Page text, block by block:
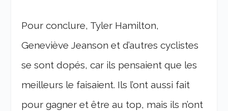
Pour conclure, Tyler Hamilton,
Geneviève Jeanson et d’autres cyclistes
se sont dopés, car ils pensaient que les
meilleurs le faisaient. Ils l’ont aussi fait
pour gagner et être au top, mais ils n’ont